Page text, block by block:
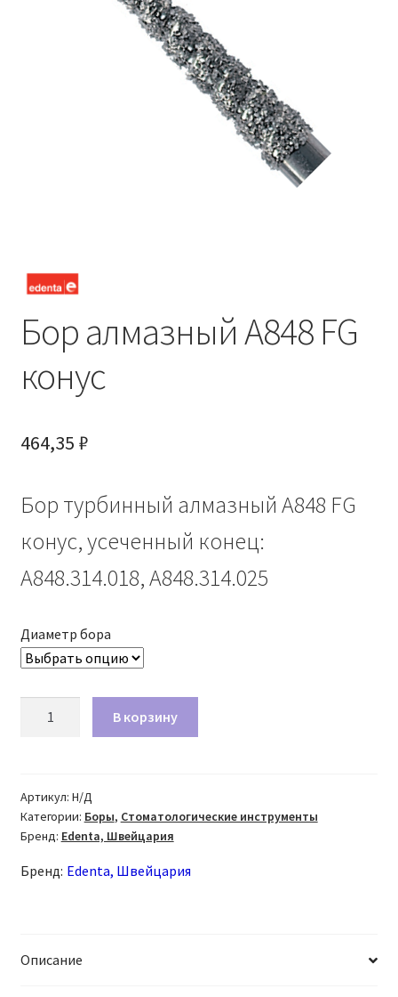
Бор алмазный А848 FG
конус
464,35 ₽
Бор турбинный алмазный А848 FG
конус, усеченный конец:
А848.314.018, А848.314.025
Диаметр бора
А848
FG
конус
В корзину
Артикул: Н/Д
Категории: Боры, Стоматологические инструменты
Бренд: Edenta, Швейцария
Бренд: Edenta, Швейцария
Описание